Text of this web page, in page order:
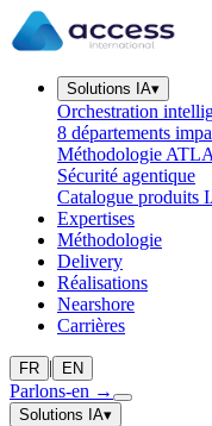
Solutions IA▾
Orchestration
8 départements
Méthodologie
Sécurité agentique
Catalogue produits
Expertises
Méthodologie
Delivery
Réalisations
Nearshore
Carrières
FR | EN
Parlons-en →
Solutions IA▾